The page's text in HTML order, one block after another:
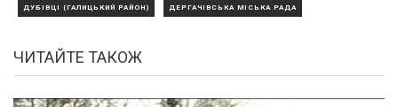
ДУБІВЦІ (ГАЛИЦЬКИЙ РАЙОН) ДЕРГАЧІВСЬКА МІСЬКА РАДА
ЧИТАЙТЕ ТАКОЖ